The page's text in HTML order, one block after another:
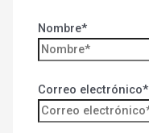
Nombre*
Correo electrónico*